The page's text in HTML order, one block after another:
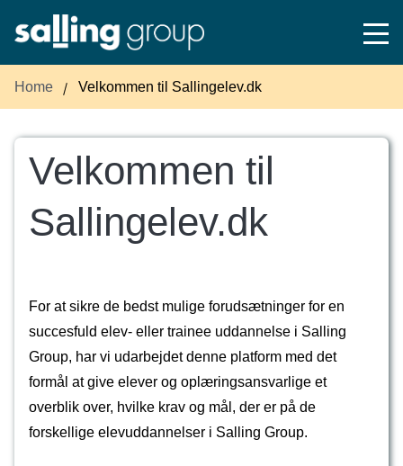
Home Velkommen til Sallingelev.dk
Velkommen til
Sallingelev.dk
For at sikre de bedst mulige forudsætninger for en
succesfuld elev- eller trainee uddannelse i Salling
Group, har vi udarbejdet denne platform med det
formål at give elever og oplæringsansvarlige et
overblik over, hvilke krav og mål, der er på de
forskellige elevuddannelser i Salling Group.